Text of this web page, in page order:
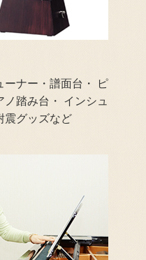
ーナー・譜面台・ ピ
踏み台・ インシュ
震グッズなど